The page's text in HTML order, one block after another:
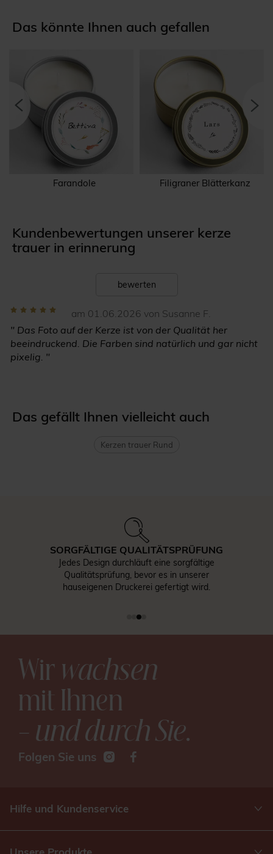
Das könnte Ihnen auch gefallen
Farandole Filigraner Blätterkanz
Kundenbewertungen unserer kerze
trauer in erinnerung
bewerten
am 01.06.2026 von Susanne F.
" Das Foto auf der Kerze ist von der Qualität her
beeindruckend. Die Farben sind natürlich und gar nicht
pixelig. "
Das gefällt Ihnen vielleicht auch
Kerzen trauer Rund
SORGFÄLTIGE QUALITÄTSPRÜFUNG
Jedes Design durchläuft eine sorgfältige
Qualitätsprüfung, bevor es in unserer
hauseigenen Druckerei gefertigt wird.
Wirwachsen
mit Ihnen
– und durch Sie.
Folgen Sie uns
Hilfe und Kundenservice